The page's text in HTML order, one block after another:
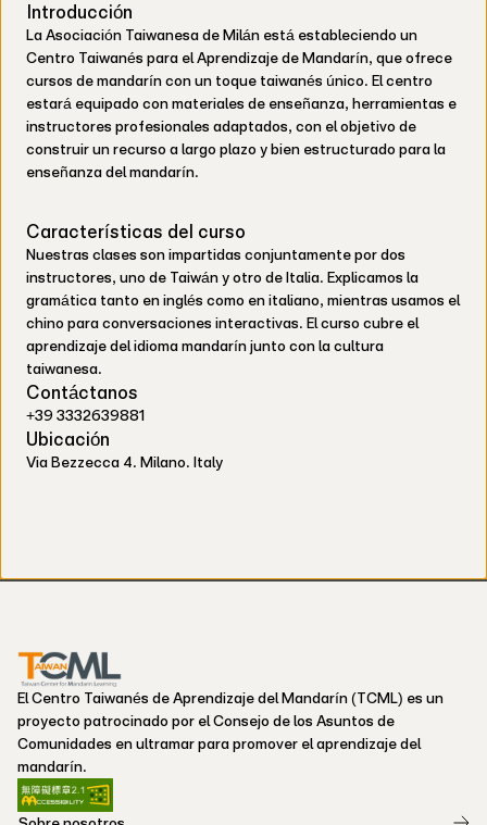
Introducción
La Asociación Taiwanesa de Milán está estableciendo un
Centro Taiwanés para el Aprendizaje de Mandarín, que ofrece
cursos de mandarín con un toque taiwanés único. El centro
estará equipado con materiales de enseñanza, herramientas e
instructores profesionales adaptados, con el objetivo de
construir un recurso a largo plazo y bien estructurado para la
enseñanza del mandarín.
Características del curso
Nuestras clases son impartidas conjuntamente por dos
instructores, uno de Taiwán y otro de Italia. Explicamos la
gramática tanto en inglés como en italiano, mientras usamos el
chino para conversaciones interactivas. El curso cubre el
aprendizaje del idioma mandarín junto con la cultura
taiwanesa.
Contáctanos
+39 3332639881
Ubicación
Via Bezzecca 4. Milano. Italy
El Centro Taiwanés de Aprendizaje del Mandarín (TCML) es un
proyecto patrocinado por el Consejo de los Asuntos de
Comunidades en ultramar para promover el aprendizaje del
mandarín.